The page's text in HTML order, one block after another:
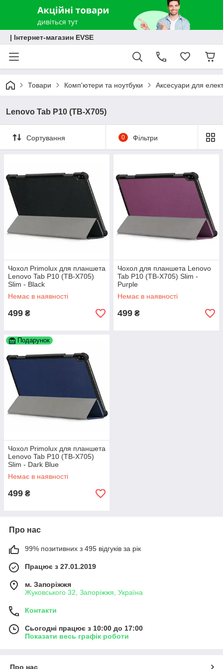
| Інтернет-магазин EVSE
Товари Комп'ютери та ноутбуки Аксесуари для
Lenovo Tab P10 (TB-X705)
Сортування 0 Фільтри
Чохол Primolux для планшета
Lenovo Tab P10 (TB-X705)
Slim - Black
Немає в наявності
499 ₴
Чохол для планшета Lenovo
Tab P10 (TB-X705) Slim -
Purple
Немає в наявності
499 ₴
Подарунок
Чохол Primolux для планшета
Lenovo Tab P10 (TB-X705)
Slim - Dark Blue
Немає в наявності
499 ₴
Про нас
99% позитивних з 495 відгуків за рік
Працює з 27.01.2019
м. Запоріжжя
Жуковського 32, Запоріжжя, Україна
Контакти
Сьогодні працює з 10:00 до 17:00
Показати весь графік роботи
Про нас